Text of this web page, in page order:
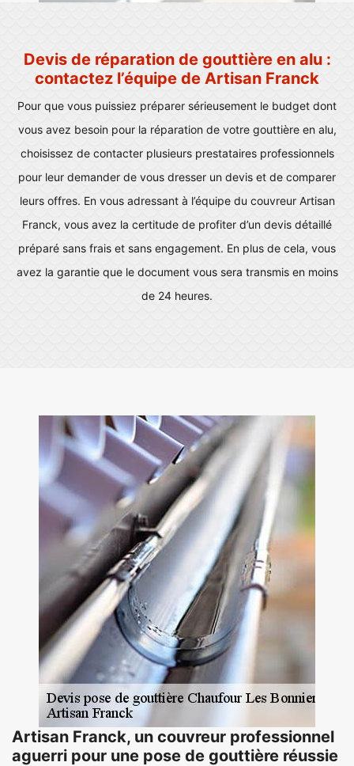
Devis de réparation de gouttière en alu :
contactez l’équipe de Artisan Franck
Pour que vous puissiez préparer sérieusement le budget dont
vous avez besoin pour la réparation de votre gouttière en alu,
choisissez de contacter plusieurs prestataires professionnels
pour leur demander de vous dresser un devis et de comparer
leurs offres. En vous adressant à l’équipe du couvreur Artisan
Franck, vous avez la certitude de profiter d’un devis détaillé
préparé sans frais et sans engagement. En plus de cela, vous
avez la garantie que le document vous sera transmis en moins
de 24 heures.
Artisan Franck, un couvreur professionnel
aguerri pour une pose de gouttière réussie